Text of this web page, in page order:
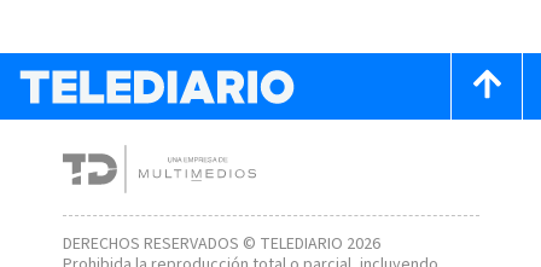
DERECHOS RESERVADOS © TELEDIARIO 2026